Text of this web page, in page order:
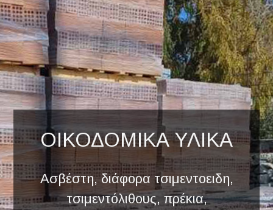
ΟΙΚΟΔΟΜΙΚΑ ΥΛΙΚΑ
Ασβέστη, διάφορα τσιμεντοειδη,
τσιμεντόλιθους, πρέκια,